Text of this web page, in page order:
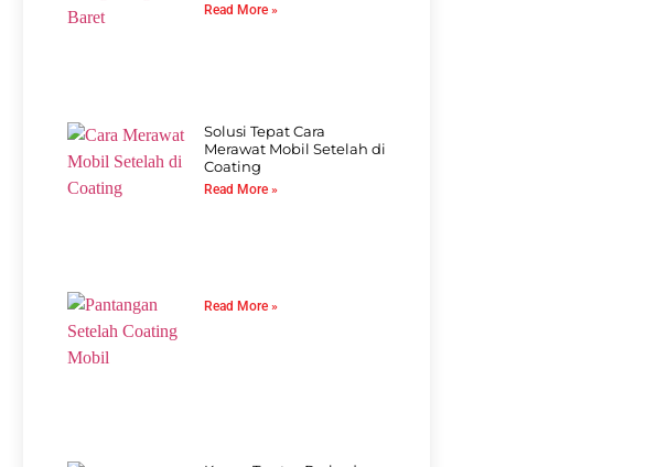
Read More »
Solusi Tepat Cara
Merawat Mobil Setelah di
Coating
Read More »
Read More »